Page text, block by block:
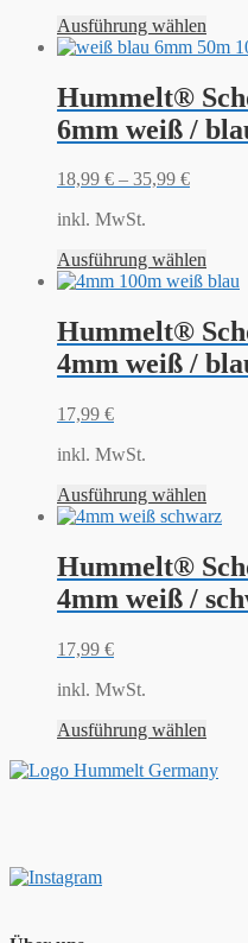
Ausführung wählen
Hummelt®
6mm weiß /
18,99 € – 35,99 €
inkl. MwSt.
Ausführung wählen
Hummelt®
4mm weiß /
17,99 €
inkl. MwSt.
Ausführung wählen
Hummelt®
4mm weiß /
17,99 €
inkl. MwSt.
Ausführung wählen